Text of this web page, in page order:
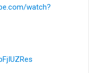
watch?